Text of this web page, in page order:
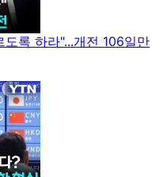
록 하라"...개전 106일만